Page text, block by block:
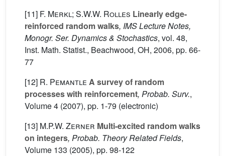
[11] F. Merkl; S.W.W. Rolles Linearly edge-
reinforced random walks, IMS Lecture Notes,
Monogr. Ser. Dynamics & Stochastics, vol. 48,
Inst. Math. Statist., Beachwood, OH, 2006, pp. 66-
77
[12] R. Pemantle A survey of random
processes with reinforcement, Probab. Surv.,
Volume 4 (2007), pp. 1-79 (electronic)
[13] M.P.W. Zerner Multi-excited random walks
on integers, Probab. Theory Related Fields,
Volume 133 (2005), pp. 98-122